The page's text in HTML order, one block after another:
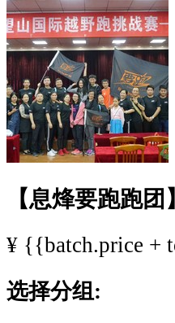
【息烽要跑跑
¥ {{batch.price +
选择分组: